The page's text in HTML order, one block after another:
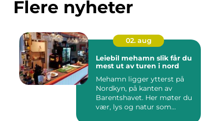
Flere nyheter
02. aug
Leiebil mehamn slik får du
mest ut av turen i nord
Mehamn ligger ytterst på
Nordkyn, på kanten av
Barentshavet. Her møter du
vær, lys og natur som